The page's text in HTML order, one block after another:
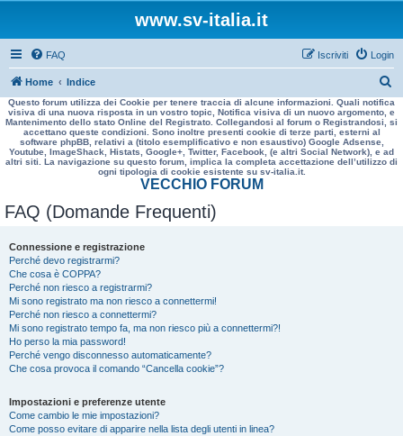
www.sv-italia.it
FAQ Login
Iscriviti
Home Indice
e
r
a
Questo forum utilizza dei Cookie per tenere traccia di alcune informazioni. Quali notifica
visiva di una nuova risposta in un vostro topic, Notifica visiva di un nuovo argomento, e
Mantenimento dello stato Online del Registrato. Collegandosi al forum o Registrandosi, si
accettano queste condizioni. Sono inoltre presenti cookie di terze parti, esterni al
software phpBB, relativi a (titolo esemplificativo e non esaustivo) Google Adsense,
Youtube, ImageShack, Histats, Google+, Twitter, Facebook, (e altri Social Network), e ad
altri siti. La navigazione su questo forum, implica la completa accettazione dell’utilizzo di
ogni tipologia di cookie esistente su sv-italia.it.
VECCHIO FORUM
FAQ (Domande Frequenti)
Connessione e registrazione
Perché devo registrarmi?
Che cosa è COPPA?
Perché non riesco a registrarmi?
Mi sono registrato ma non riesco a connettermi!
Perché non riesco a connettermi?
Mi sono registrato tempo fa, ma non riesco più a connettermi?!
Ho perso la mia password!
Perché vengo disconnesso automaticamente?
Che cosa provoca il comando “Cancella cookie”?
Impostazioni e preferenze utente
Come cambio le mie impostazioni?
Come posso evitare di apparire nella lista degli utenti in linea?